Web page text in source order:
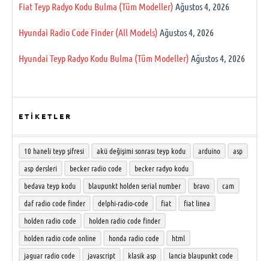
Fiat Teyp Radyo Kodu Bulma (Tüm Modeller) Ağustos 4, 2026
Hyundai Radio Code Finder (All Models) Ağustos 4, 2026
Hyundai Teyp Radyo Kodu Bulma (Tüm Modeller) Ağustos 4, 2026
ETİKETLER
10 haneli teyp şifresi akü değişimi sonrası teyp kodu arduino
asp
asp dersleri
becker radio code
becker radyo kodu
bedava teyp kodu
blaupunkt holden serial number bravo
cam
daf radio code finder
delphi-radio-code fiat
fiat linea
holden radio code
holden radio code finder
holden radio code online
honda radio code
html
jaguar radio code
javascript klasik asp
lancia blaupunkt code